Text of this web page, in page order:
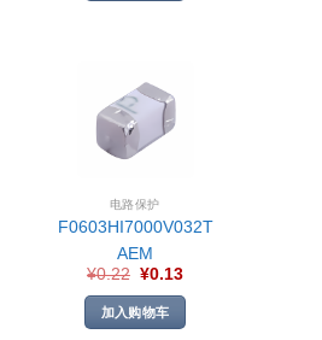
电路保护
F0603HI7000V032T
AEM
¥0.22 ¥0.13
加入购物车